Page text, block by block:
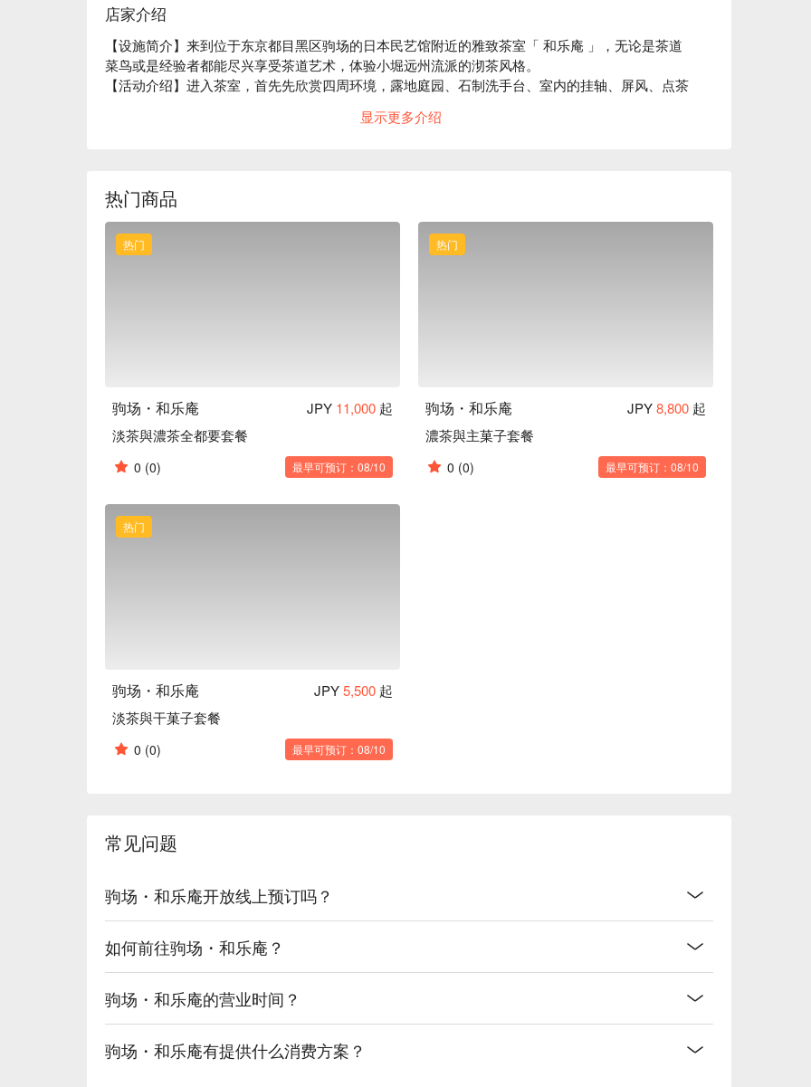
店家介绍
【设施简介】来到位于东京都目黑区驹场的日本民艺馆附近的雅致茶室「 和乐庵 」，无论是茶道
菜鸟或是经验者都能尽兴享受茶道艺术，体验小堀远州流派的沏茶风格。
【活动介绍】进入茶室，首先先欣赏四周环境，露地庭园、石制洗手台、室内的挂轴、屏风、点茶
部食器盛装的精美和果子，最后再以具有历史感的高丽青瓷碗一饮现沏的浓茶。这就是一期一会、
显示更多介绍
热门商品
热门
驹场・和乐庵 JPY 11,000 起
淡茶與濃茶全都要套餐
0 (0) 最早可预订：08/10
热门
驹场・和乐庵 JPY8,800 起
濃茶與主菓子套餐
0 (0) 最早可预订：08/10
热门
驹场・和乐庵 JPY5,500 起
淡茶與干菓子套餐
0 (0) 最早可预订：08/10
常见问题
驹场・和乐庵开放线上预订吗？
如何前往驹场・和乐庵？
驹场・和乐庵的营业时间？
驹场・和乐庵有提供什么消费方案？